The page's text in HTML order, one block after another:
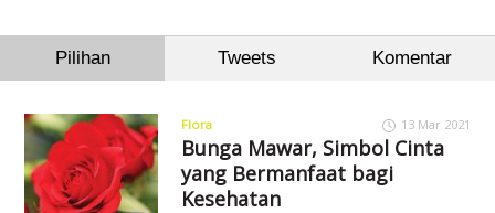
Pilihan Tweets Komentar
Flora 13 Mar 2021
Bunga Mawar, Simbol Cinta
yang Bermanfaat bagi
Kesehatan